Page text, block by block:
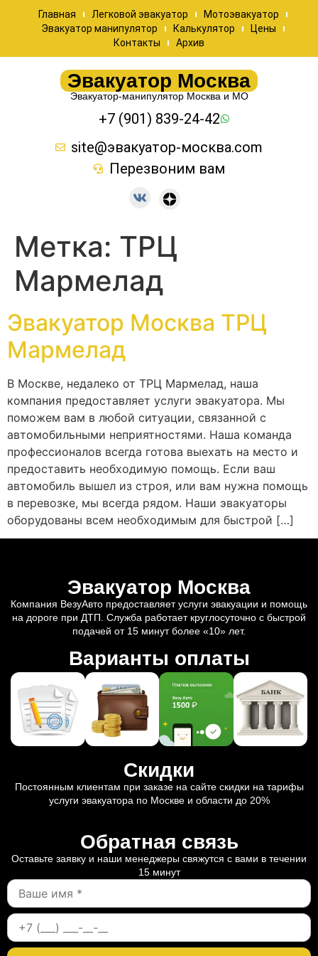
Главная Легковой эвакуатор
Мотоэвакуатор
Эвакуатор манипулятор
Калькулятор
Цены
Контакты
Архив
Эвакуатор Москва
Эвакуатор-манипулятор Москва и МО
+7 (901) 839-24-42
site@эвакуатор-москва.com
Перезвоним вам
Метка: ТРЦ
Мармелад
Эвакуатор Москва ТРЦ
Мармелад
В Москве, недалеко от ТРЦ Мармелад, наша
компания предоставляет услуги эвакуатора. Мы
поможем вам в любой ситуации, связанной с
автомобильными неприятностями. Наша команда
профессионалов всегда готова выехать на место и
предоставить необходимую помощь. Если ваш
автомобиль вышел из строя, или вам нужна помощь
в перевозке, мы всегда рядом. Наши эвакуаторы
оборудованы всем необходимым для быстрой […]
Эвакуатор Москва
Компания ВезуАвто предоставляет услуги эвакуации и помощь
на дороге при ДТП. Служба работает круглосуточно с быстрой
подачей от 15 минут более «10» лет.
Варианты оплаты
Скидки
Постоянным клиентам при заказе на сайте скидки на тарифы
услуги эвакуатора по Москве и области до 20%
Обратная связь
Оставьте заявку и наши менеджеры свяжутся с вами в течении
15 минут